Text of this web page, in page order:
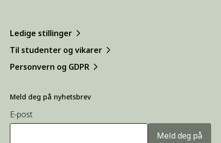
Ledige stillinger
Til studenter og vikarer
Personvern og GDPR
Meld deg på nyhetsbrev
E-post
Meld deg på